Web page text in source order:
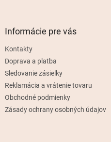
Informácie pre vás
Kontakty
Doprava a platba
Sledovanie zásielky
Reklamácia a vrátenie tovaru
Obchodné podmienky
Zásady ochrany osobných údajov